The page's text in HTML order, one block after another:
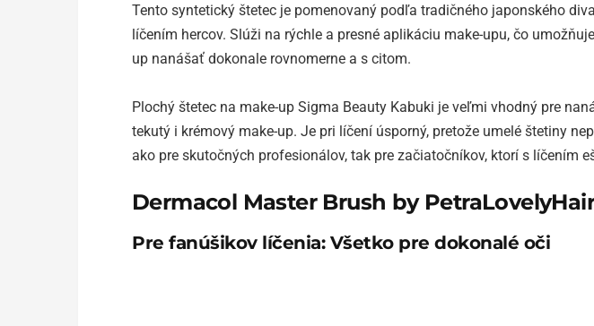
Tento syntetický štetec je pomenovaný podľa tradičného japonského
líčením hercov. Slúži na rýchle a presné aplikáciu make-upu, čo
up nanášať dokonale rovnomerne a s citom.
Plochý štetec na make-up Sigma Beauty Kabuki je veľmi vhodný pre
tekutý i krémový make-up. Je pri líčení úsporný, pretože umelé štetiny
ako pre skutočných profesionálov, tak pre začiatočníkov, ktorí s líčením
Dermacol Master Brush by PetraLovelyHair
Pre fanúšikov líčenia: Všetko pre dokonalé oči